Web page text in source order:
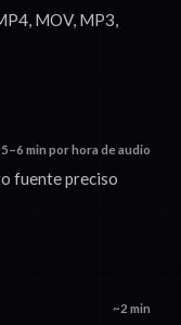
MOV, MP3,
5–6 min por hora de audio
fuente preciso
~2 min